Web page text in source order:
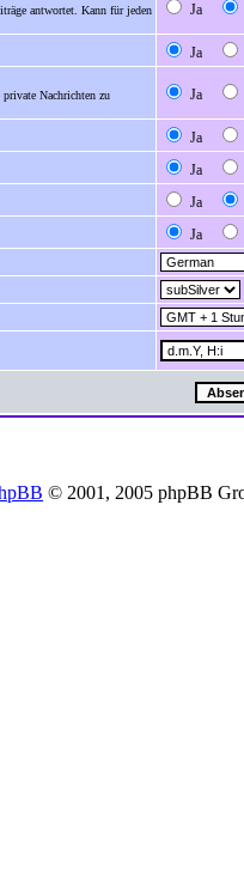
antwortet. Kann für jeden
Ja
Ja
Nachrichten zu
Ja
Ja
Ja
Ja
Ja
© 2001, 2005 phpBB